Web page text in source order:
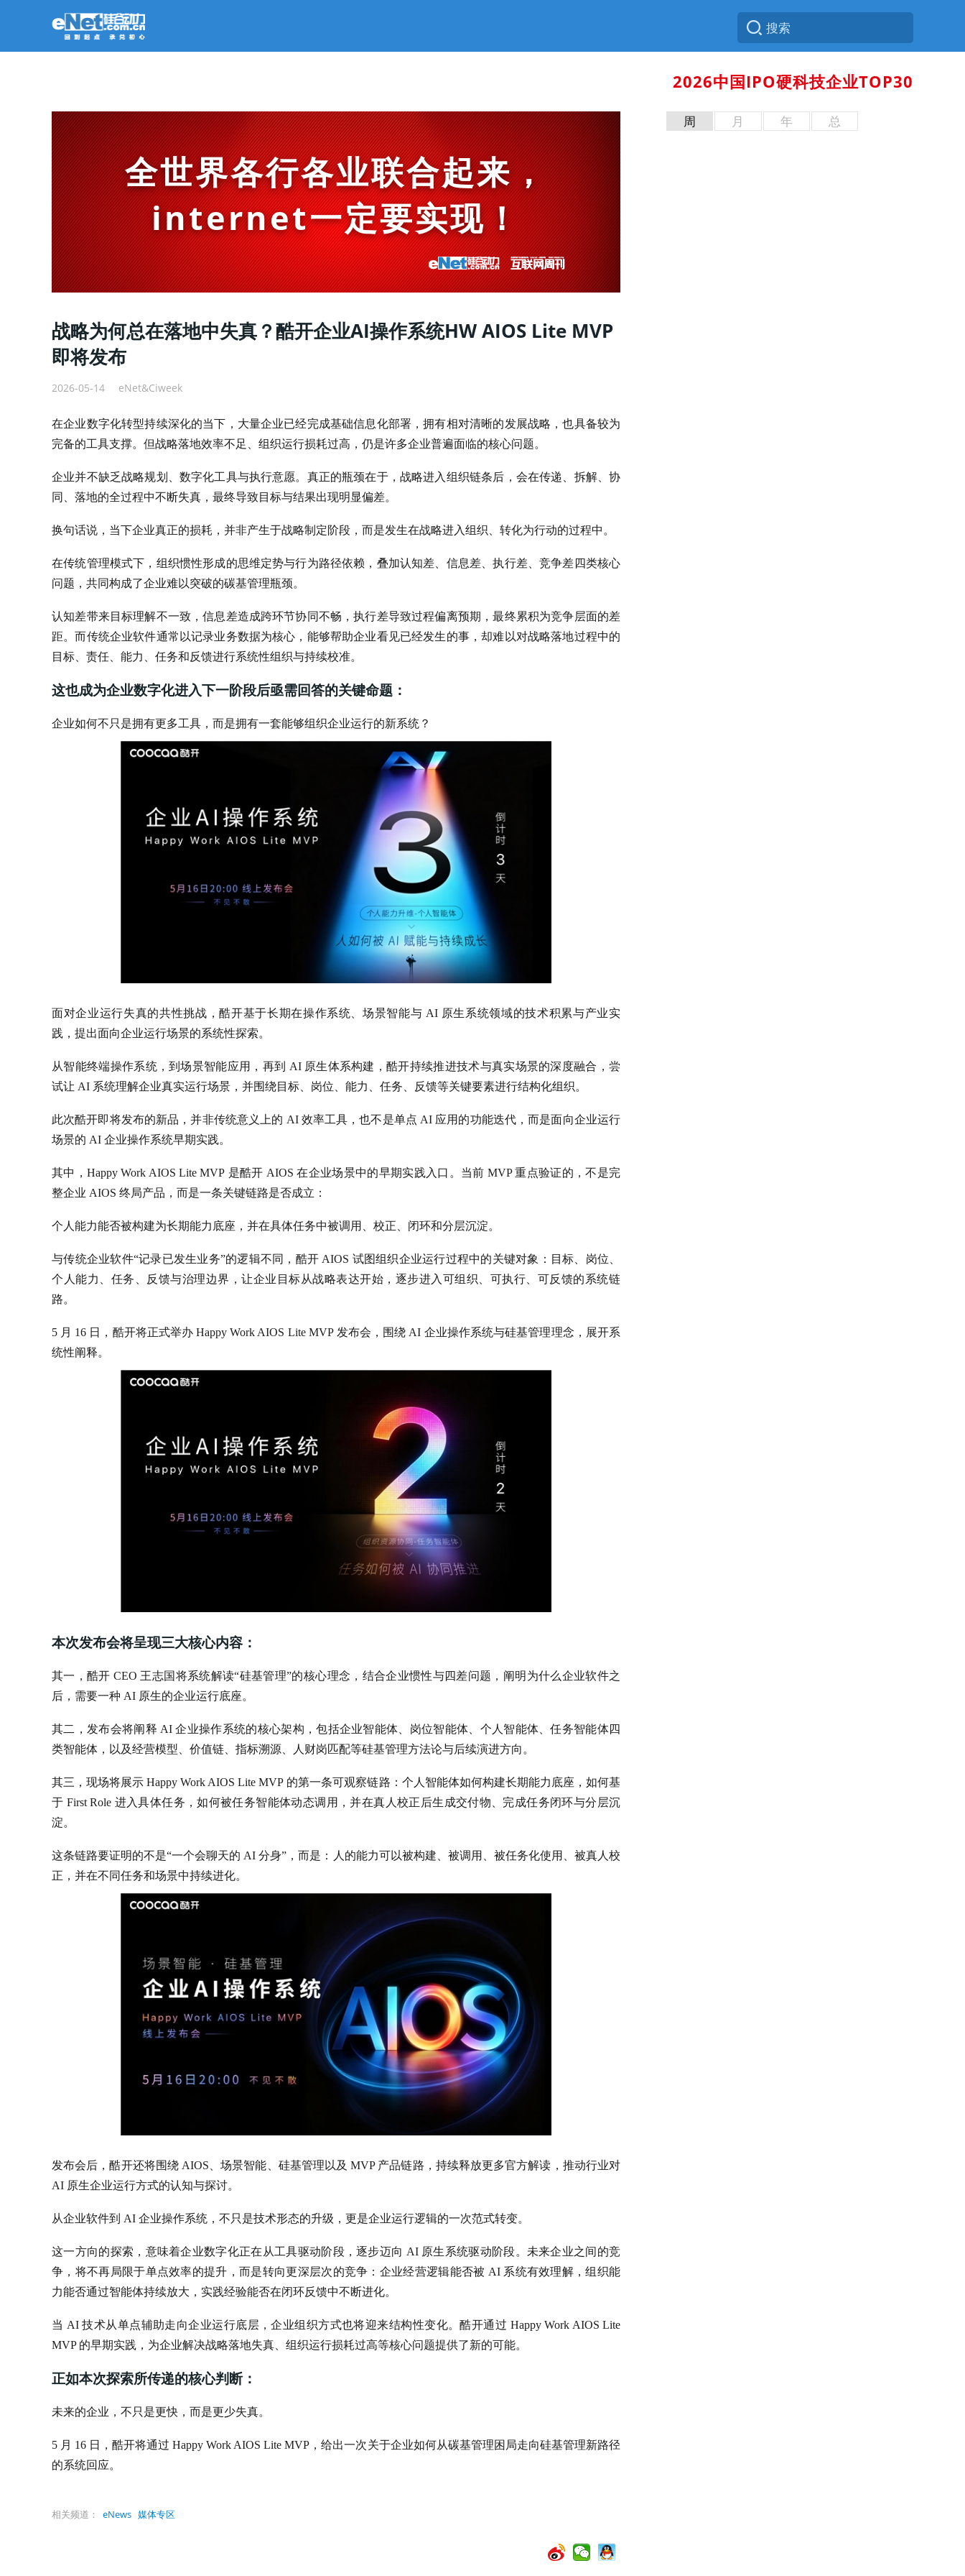
2026中国IPO硬科技企业TOP30
全世界各行各业联合起来，
internet一定要实现！
战略为何总在落地中失真？酷开企业AI操作系统HW AIOS Lite MVP
即将发布
2026-05-14 eNet&Ciweek
在企业数字化转型持续深化的当下，大量企业已经完成基础信息化部署，拥有相对清晰的发展战略，也具备较为
完备的工具支撑。但战略落地效率不足、组织运行损耗过高，仍是许多企业普遍面临的核心问题。
企业并不缺乏战略规划、数字化工具与执行意愿。真正的瓶颈在于，战略进入组织链条后，会在传递、拆解、协
同、落地的全过程中不断失真，最终导致目标与结果出现明显偏差。
换句话说，当下企业真正的损耗，并非产生于战略制定阶段，而是发生在战略进入组织、转化为行动的过程中。
在传统管理模式下，组织惯性形成的思维定势与行为路径依赖，叠加认知差、信息差、执行差、竞争差四类核心
问题，共同构成了企业难以突破的碳基管理瓶颈。
认知差带来目标理解不一致，信息差造成跨环节协同不畅，执行差导致过程偏离预期，最终累积为竞争层面的差
距。而传统企业软件通常以记录业务数据为核心，能够帮助企业看见已经发生的事，却难以对战略落地过程中的
目标、责任、能力、任务和反馈进行系统性组织与持续校准。
这也成为企业数字化进入下一阶段后亟需回答的关键命题：
企业如何不只是拥有更多工具，而是拥有一套能够组织企业运行的新系统？
面对企业运行失真的共性挑战，酷开基于长期在操作系统、场景智能与 AI 原生系统领域的技术积累与产业实
践，提出面向企业运行场景的系统性探索。
从智能终端操作系统，到场景智能应用，再到 AI 原生体系构建，酷开持续推进技术与真实场景的深度融合，尝
试让 AI 系统理解企业真实运行场景，并围绕目标、岗位、能力、任务、反馈等关键要素进行结构化组织。
此次酷开即将发布的新品，并非传统意义上的 AI 效率工具，也不是单点 AI 应用的功能迭代，而是面向企业运行
场景的 AI 企业操作系统早期实践。
其中，Happy Work AIOS Lite MVP 是酷开 AIOS 在企业场景中的早期实践入口。当前 MVP 重点验证的，不是完
整企业 AIOS 终局产品，而是一条关键链路是否成立：
个人能力能否被构建为长期能力底座，并在具体任务中被调用、校正、闭环和分层沉淀。
与传统企业软件“记录已发生业务”的逻辑不同，酷开 AIOS 试图组织企业运行过程中的关键对象：目标、岗位、
个人能力、任务、反馈与治理边界，让企业目标从战略表达开始，逐步进入可组织、可执行、可反馈的系统链
路。
5 月 16 日，酷开将正式举办 Happy Work AIOS Lite MVP 发布会，围绕 AI 企业操作系统与硅基管理理念，展开系
统性阐释。
本次发布会将呈现三大核心内容：
其一，酷开 CEO 王志国将系统解读“硅基管理”的核心理念，结合企业惯性与四差问题，阐明为什么企业软件之
后，需要一种 AI 原生的企业运行底座。
其二，发布会将阐释 AI 企业操作系统的核心架构，包括企业智能体、岗位智能体、个人智能体、任务智能体四
类智能体，以及经营模型、价值链、指标溯源、人财岗匹配等硅基管理方法论与后续演进方向。
其三，现场将展示 Happy Work AIOS Lite MVP 的第一条可观察链路：个人智能体如何构建长期能力底座，如何基
于 First Role 进入具体任务，如何被任务智能体动态调用，并在真人校正后生成交付物、完成任务闭环与分层沉
淀。
这条链路要证明的不是“一个会聊天的 AI 分身”，而是：人的能力可以被构建、被调用、被任务化使用、被真人校
正，并在不同任务和场景中持续进化。
发布会后，酷开还将围绕 AIOS、场景智能、硅基管理以及 MVP 产品链路，持续释放更多官方解读，推动行业对
AI 原生企业运行方式的认知与探讨。
从企业软件到 AI 企业操作系统，不只是技术形态的升级，更是企业运行逻辑的一次范式转变。
这一方向的探索，意味着企业数字化正在从工具驱动阶段，逐步迈向 AI 原生系统驱动阶段。未来企业之间的竞
争，将不再局限于单点效率的提升，而是转向更深层次的竞争：企业经营逻辑能否被 AI 系统有效理解，组织能
力能否通过智能体持续放大，实践经验能否在闭环反馈中不断进化。
当 AI 技术从单点辅助走向企业运行底层，企业组织方式也将迎来结构性变化。酷开通过 Happy Work AIOS Lite
MVP 的早期实践，为企业解决战略落地失真、组织运行损耗过高等核心问题提供了新的可能。
正如本次探索所传递的核心判断：
未来的企业，不只是更快，而是更少失真。
5 月 16 日，酷开将通过 Happy Work AIOS Lite MVP，给出一次关于企业如何从碳基管理困局走向硅基管理新路径
的系统回应。
相关频道： eNews 媒体专区
周 月 年 总